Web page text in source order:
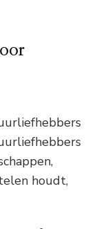
houdt,